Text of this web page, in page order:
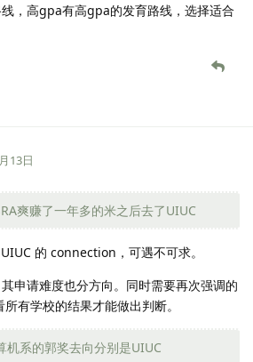
，高gpa有高gpa的发育路线，选择适合
13日
爽赚了一年多的米之后去了UIUC
的 connection，可遇不可求。
申请难度也分方向。同时需要再次强调的
有学校的结果才能做出判断。
机系的郭奖去向分别是UIUC